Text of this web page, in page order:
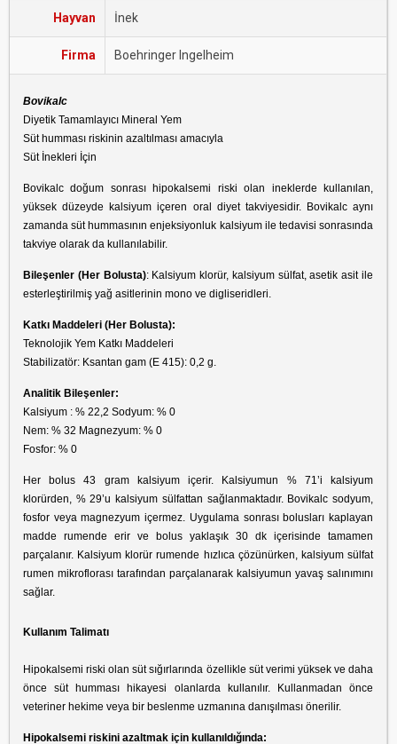
Hayvan İnek
Firma Boehringer Ingelheim
Bovikalc
Diyetik Tamamlayıcı Mineral Yem
Süt humması riskinin azaltılması amacıyla
Süt İnekleri İçin
Bovikalc doğum sonrası hipokalsemi riski olan ineklerde kullanılan,
yüksek düzeyde kalsiyum içeren oral diyet takviyesidir. Bovikalc aynı
zamanda süt hummasının enjeksiyonluk kalsiyum ile tedavisi sonrasında
takviye olarak da kullanılabilir.
Bileşenler (Her Bolusta): Kalsiyum klorür, kalsiyum sülfat, asetik asit ile
esterleştirilmiş yağ asitlerinin mono ve digliseridleri.
Katkı Maddeleri (Her Bolusta):
Teknolojik Yem Katkı Maddeleri
Stabilizatör: Ksantan gam (E 415): 0,2 g.
Analitik Bileşenler:
Kalsiyum : % 22,2 Sodyum: % 0
Nem: % 32 Magnezyum: % 0
Fosfor: % 0
Her bolus 43 gram kalsiyum içerir. Kalsiyumun % 71’i kalsiyum
klorürden, % 29’u kalsiyum sülfattan sağlanmaktadır. Bovikalc sodyum,
fosfor veya magnezyum içermez. Uygulama sonrası bolusları kaplayan
madde rumende erir ve bolus yaklaşık 30 dk içerisinde tamamen
parçalanır. Kalsiyum klorür rumende hızlıca çözünürken, kalsiyum sülfat
rumen mikroflorası tarafından parçalanarak kalsiyumun yavaş salınımını
sağlar.
Kullanım Talimatı
Hipokalsemi riski olan süt sığırlarında özellikle süt verimi yüksek ve daha
öncesüt humması hikayesi olanlarda kullanılır. Kullanmadan önce
veteriner hekime veya bir beslenme uzmanına danışılması önerilir.
Hipokalsemi riskini azaltmak için kullanıldığında: